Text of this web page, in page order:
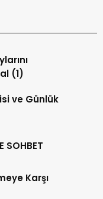
(1)
ve Günlük
SOHBET
Karşı